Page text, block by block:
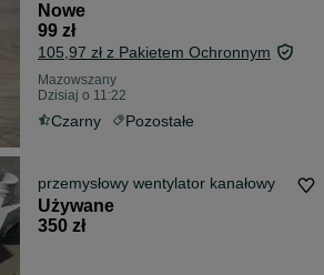
Nowe
99 zł
105,97 zł z Pakietem Ochronnym
Mazowszany
Dzisiaj o 11:22
Czarny Pozostałe
przemysłowy wentylator kanałowy
Używane
350 zł